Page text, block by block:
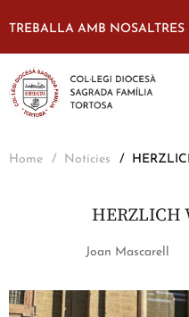
TREBALLA AMB NOSALTRES
Home Notícies
HERZLICH
Joan Mascarell